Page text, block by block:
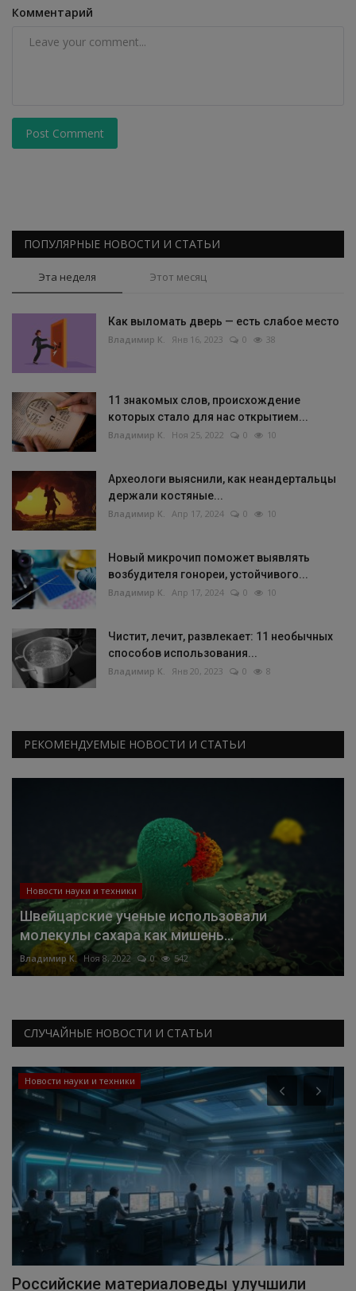
Комментарий
Post Comment
ПОПУЛЯРНЫЕ НОВОСТИ И СТАТЬИ
Эта неделя Этот месяц
Как выломать дверь — есть слабое место
Владимир К. Янв 16, 2023 0 38
11 знакомых слов, происхождение
которых стало для нас открытием...
Владимир К. Ноя 25, 2022 0 10
Археологи выяснили, как неандертальцы
держали костяные...
Владимир К. Апр 17, 2024 0 10
Новый микрочип поможет выявлять
возбудителя гонореи, устойчивого...
Владимир К. Апр 17, 2024 0 10
Чистит, лечит, развлекает: 11 необычных
способов использования...
Владимир К. Янв 20, 2023 0 8
РЕКОМЕНДУЕМЫЕ НОВОСТИ И СТАТЬИ
Новости науки и техники
Швейцарские ученые использовали
молекулы сахара как мишень...
Владимир К. Ноя 8, 2022 0 542
СЛУЧАЙНЫЕ НОВОСТИ И СТАТЬИ
Новости науки и техники
Российские материаловеды улучшили